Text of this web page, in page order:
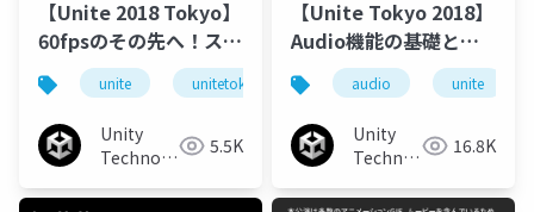
【Unite 2018 Tokyo】
60fpsのその先へ！スマ
ホの物量限界に挑んだ
STG「アカとブルー」
の開発設計
unite unitetokyo unitetokyo2018
Unity
Technologies 5.5K
【Unite Tokyo 2018】
Audio機能の基礎と実
装テクニック
audio unite
Unity
Technologies16.8K